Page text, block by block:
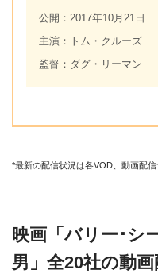
公開：2017年10月21日
主演：トム・クルーズ
監督：ダグ・リーマン
*最新の配信状況は各VOD、動画配信
映画「バリー･シ
男」全20社の動